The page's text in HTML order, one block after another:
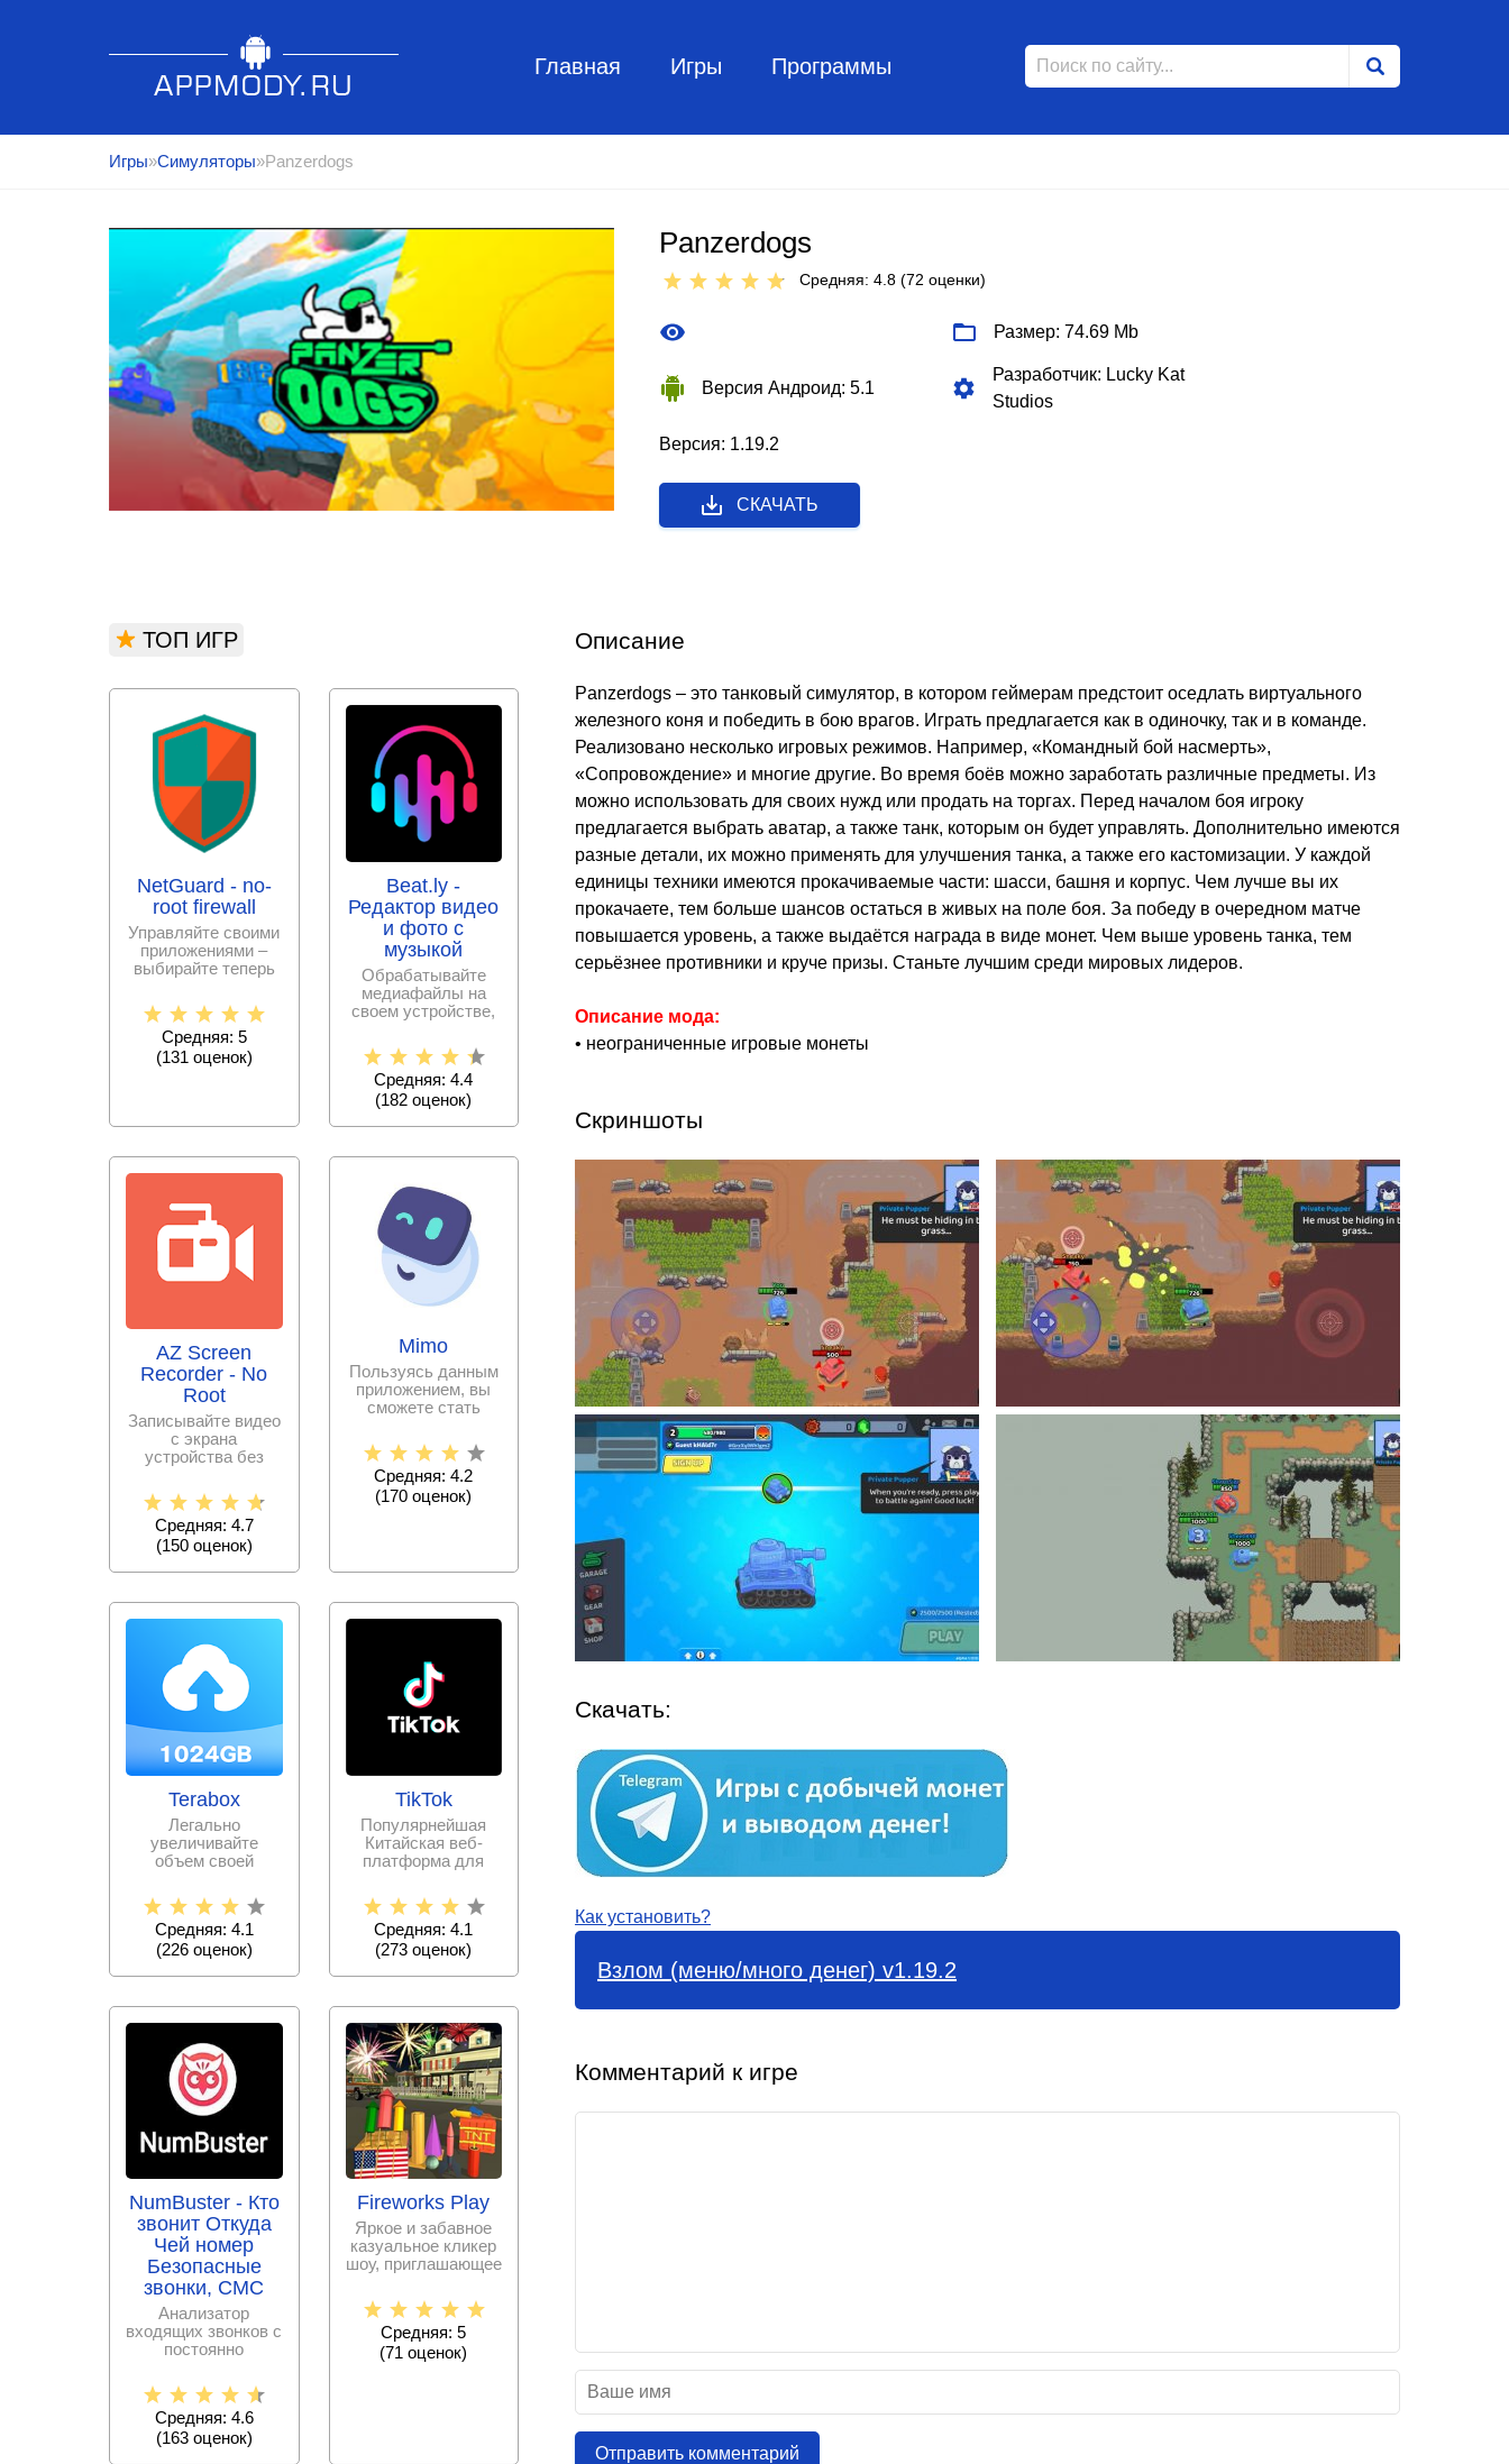
Главная Игры Программы
Игры»Симуляторы»Panzerdogs
Panzerdogs
Средняя: 4.8 (72 оценки)
Размер: 74.69 Mb
Версия Андроид: 5.1
Разработчик: Lucky Kat
Studios
Версия: 1.19.2
СКАЧАТЬ
Описание
Panzerdogs – это танковый симулятор, в котором геймерам предстоит оседлать виртуального
железного коня и победить в бою врагов. Играть предлагается как в одиночку, так и в команде.
Реализовано несколько игровых режимов. Например, «Командный бой насмерть»,
«Сопровождение» и многие другие. Во время боёв можно заработать различные предметы. Из
можно использовать для своих нужд или продать на торгах. Перед началом боя игроку
предлагается выбрать аватар, а также танк, которым он будет управлять. Дополнительно имеются
разные детали, их можно применять для улучшения танка, а также его кастомизации. У каждой
единицы техники имеются прокачиваемые части: шасси, башня и корпус. Чем лучше вы их
прокачаете, тем больше шансов остаться в живых на поле боя. За победу в очередном матче
повышается уровень, а также выдаётся награда в виде монет. Чем выше уровень танка, тем
серьёзнее противники и круче призы. Станьте лучшим среди мировых лидеров.
Описание мода:
• неограниченные игровые монеты
Скриншоты
Скачать:
Как установить?
Взлом (меню/много денег) v1.19.2
Комментарий к игре
Отправить комментарий
ТОП ИГР
NetGuard - no-
root firewall
Управляйте своими
приложениями –
выбирайте теперь
разрешить
интернет –
Средняя: 5
(131 оценок)
Beat.ly -
Редактор видео
и фото с
музыкой
Обрабатывайте
медиафайлы на
своем устройстве,
музыкальное
Средняя: 4.4
(182 оценок)
AZ Screen
Recorder - No
Root
Записывайте видео
с экрана
устройства без
хорошем качестве.
Снимайте
Средняя: 4.7
(150оценок)
Mimo
Пользуясь данным
приложением, вы
сможете стать
сравнительно
Средняя: 4.2
(170 оценок)
Terabox
Легально
увеличивайте
объем своей
всю необходимую
информацию и
Средняя: 4.1
(226оценок)
TikTok
Популярнейшая
Китайская веб-
платформа для
публикации
коротких
видеороликов
Средняя: 4.1
(273 оценок)
NumBuster - Кто
звонит Откуда
Чей номер
Безопасные
звонки, СМС
Анализатор
входящих звонков с
постоянно
спам – номеров,
Средняя: 4.6
(163оценок)
Fireworks Play
Яркое и забавное
казуальное кликер
шоу, приглашающее
команды по
Средняя: 5
(71 оценок)